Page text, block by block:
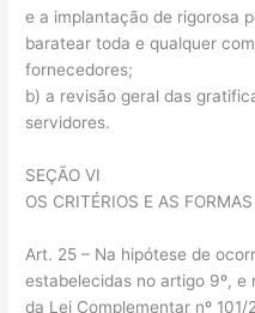
e a implantação de rigorosa
baratear toda e qualquer
fornecedores;
b) a revisão geral das
servidores.
SEÇÃO VI
OS CRITÉRIOS E AS
Art. 25 – Na hipótese de
estabelecidas no artigo 9º, e
da Lei Complementar nº